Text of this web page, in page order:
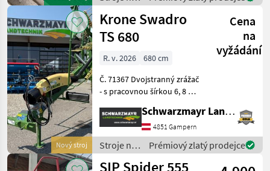
ausreichend Zeit
zber
objemových
krmív /
Sonstige
Nový stroj
Krone Swadro
TS 680
Cena
na
vyžádání
R. v. 2026
680 cm
Č. 71367 Dvojstranný zrážač
- s pracovnou šírkou 6, 8 m -
hrotmi (prepravná výška 3
990 mm) - s 4 zdvihacími
dvojitými hrotmi na
každom ra
Schwarzmayr Landtechnik GmbH - Gampern
4851 Gampern
Stroje na
zber
Prémiový zlatý prodejce
SIP Spider 555